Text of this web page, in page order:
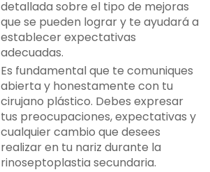
detallada sobre el tipo de mejoras
que se pueden lograr y te ayudará a
establecer expectativas
adecuadas.
Es fundamental que te comuniques
abierta y honestamente con tu
cirujano plástico. Debes expresar
tus preocupaciones, expectativas y
cualquier cambio que desees
realizar en tu nariz durante la
rinoseptoplastia secundaria.